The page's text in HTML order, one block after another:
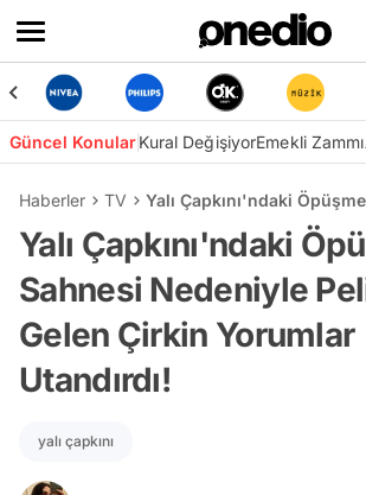
Güncel KonularKural DeğişiyorEmekli Zammı
Haberler TV Yalı Çapkını'ndaki
Yalı Çapkını'ndaki
Sahnesi Nedeniyle
Gelen Çirkin Yorumlar
Utandırdı!
yalı çapkını